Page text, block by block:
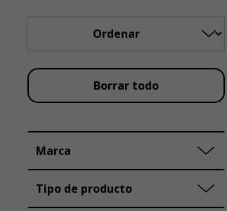
Borrar todo
Marca
Tipo de producto